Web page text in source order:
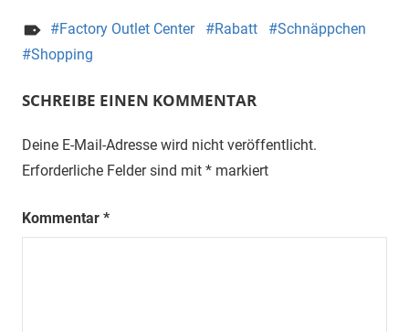
Factory Outlet Center Rabatt
Schnäppchen
Shopping
SCHREIBE EINEN KOMMENTAR
Deine E-Mail-Adresse wird nicht veröffentlicht.
Erforderliche Felder sind mit * markiert
Kommentar *